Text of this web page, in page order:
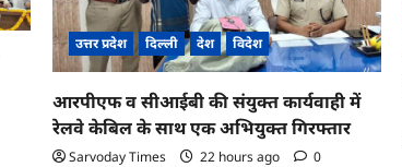
उत्तर प्रदेश दिल्ली देश विदेश
आरपीएफ व सीआईबी की संयुक्त कार्यवाही में
रेलवे केबिल के साथ एक अभियुक्त गिरफ्तार
Sarvoday Times 22 hours ago 0